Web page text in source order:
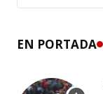
EN PORTADA